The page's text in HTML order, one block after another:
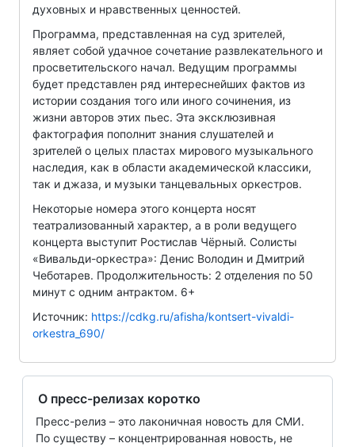
духовных и нравственных ценностей.
Программа, представленная на суд зрителей,
являет собой удачное сочетание развлекательного и
просветительского начал. Ведущим программы
будет представлен ряд интереснейших фактов из
истории создания того или иного сочинения, из
жизни авторов этих пьес. Эта эксклюзивная
фактография пополнит знания слушателей и
зрителей о целых пластах мирового музыкального
наследия, как в области академической классики,
так и джаза, и музыки танцевальных оркестров.
Некоторые номера этого концерта носят
театрализованный характер, а в роли ведущего
концерта выступит Ростислав Чёрный. Солисты
«Вивальди-оркестра»: Денис Володин и Дмитрий
Чеботарев. Продолжительность: 2 отделения по 50
минут с одним антрактом. 6+
Источник: https://cdkg.ru/afisha/kontsert-vivaldi-
orkestra_690/
О пресс-релизах коротко
Пресс-релиз – это лаконичная новость для СМИ.
По существу – концентрированная новость, не